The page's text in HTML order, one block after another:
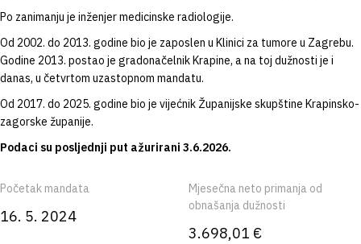
Po zanimanju je inženjer medicinske radiologije.
Od 2002. do 2013. godine bio je zaposlen u Klinici za tumore u Zagrebu.
Godine 2013. postao je gradonačelnik Krapine, a na toj dužnosti je i
danas, u četvrtom uzastopnom mandatu.
Od 2017. do 2025. godine bio je vijećnik Županijske skupštine Krapinsko-
zagorske županije.
Podaci su posljednji put ažurirani 3.6.2026.
Početak mandata
16. 5. 2024
Mjesečna neto primanja od
obnašanja dužnosti
3.698,01 €